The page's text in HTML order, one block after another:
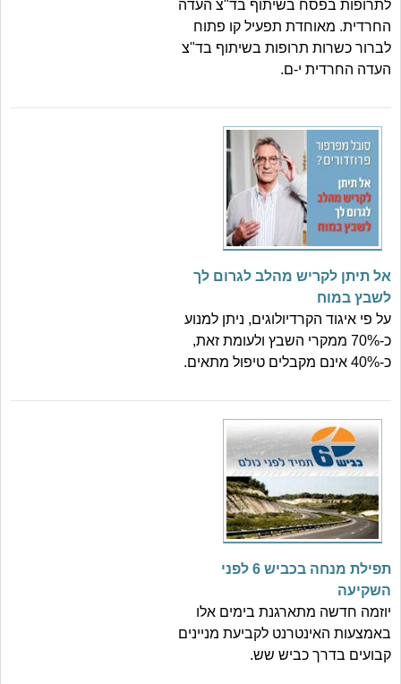
לתרופות בפסח בשיתוף בד"צ העדה
החרדית. מאוחדת תפעיל קו פתוח
לברור כשרות תרופות בשיתוף בד"צ
העדה החרדית י-ם.
אל תיתן לקריש מהלב לגרום לך
לשבץ במוח
על פי איגוד הקרדיולוגים, ניתן למנוע
כ-70% ממקרי השבץ ולעומת זאת,
כ-40% אינם מקבלים טיפול מתאים.
תפילת מנחה בכביש 6 לפני
השקיעה
יוזמה חדשה מתארגנת בימים אלו
באמצעות האינטרנט לקביעת מניינים
קבועים בדרך כביש שש.